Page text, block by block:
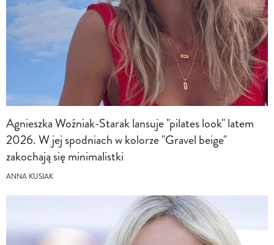
Agnieszka Woźniak-Starak lansuje "pilates look" latem
2026. W jej spodniach w kolorze "Gravel beige"
zakochają się minimalistki
ANNA KUSIAK